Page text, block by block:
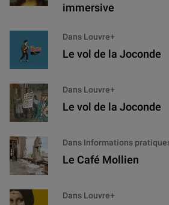
immersive
Le vol de la Joconde
Dans Louvre+
Le vol de la Joconde
Dans Louvre+
Le Café Mollien
Dans Informations
Dans Louvre+